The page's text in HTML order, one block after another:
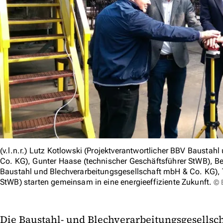
(v.l.n.r.) Lutz Kotlowski (Projektverantwortlicher BBV
Co. KG), Gunter Haase (technischer Geschäftsführer StWB),
Baustahl und Blechverarbeitungsgesellschaft mbH & Co.
StWB) starten gemeinsam in eine energieeffiziente Zukunft.©
Die Baustahl- und